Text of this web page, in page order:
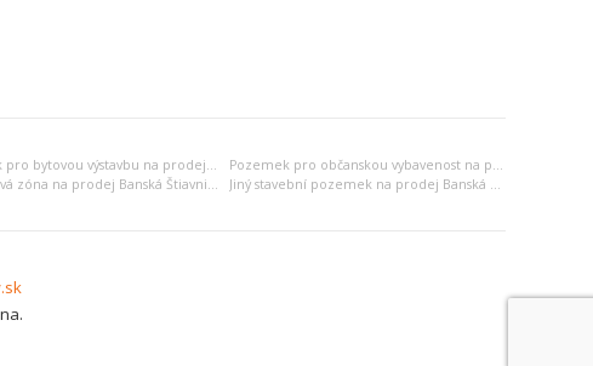
Pozemek pro bytovou výstavbu na prodej Banská Štiavnica
Pozemek pro občanskou vybavenost na prodej Banská Štiavnica
Průmyslová zóna na prodej Banská Štiavnica Jiný stavební pozemek na prodej Banská Štiavnica